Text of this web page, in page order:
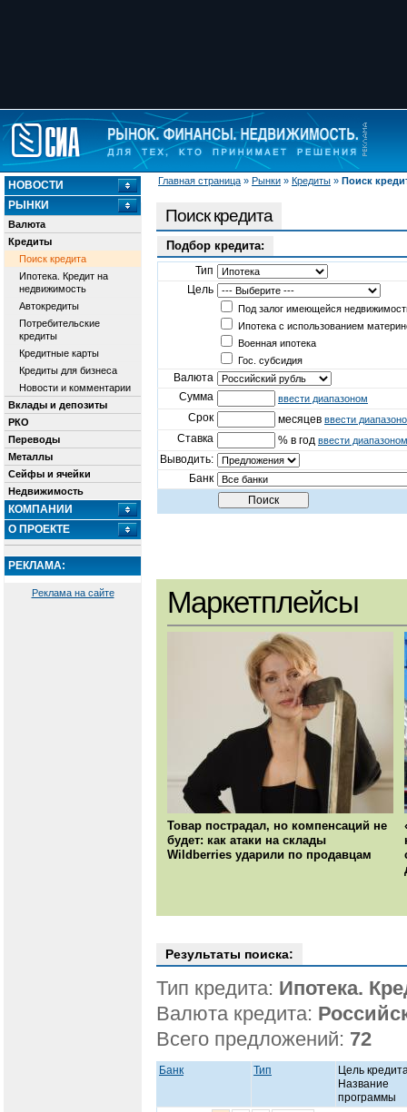
Главная страница » Рынки » Кредиты » Поиск
НОВОСТИ
РЫНКИ
Валюта
Кредиты
Поиск кредита
Ипотека. Кредит на
недвижимость
Автокредиты
Потребительские
кредиты
Кредитные карты
Кредиты для бизнеса
Новости и комментарии
Вклады и депозиты
РКО
Переводы
Металлы
Сейфы и ячейки
Недвижимость
КОМПАНИИ
О ПРОЕКТЕ
РЕКЛАМА:
Реклама на сайте
Поиск кредита
Подбор кредита:
Тип
Цель
Под залог имеющейся
Ипотека с использованием
Военная ипотека
Гос. субсидия
Валюта
Сумма
ввести диапазоном
Срок месяцев ввести
Ставка % в год ввести диапазоном
Выводить:
Банк
Маркетплейсы
Товар пострадал, но компенсаций не
будет: как атаки на склады
Wildberries ударили по продавцам
Результаты поиска:
Тип кредита: Ипотека.
Валюта кредита:
Всего предложений: 72
Банк Тип
Цель
Название
программы